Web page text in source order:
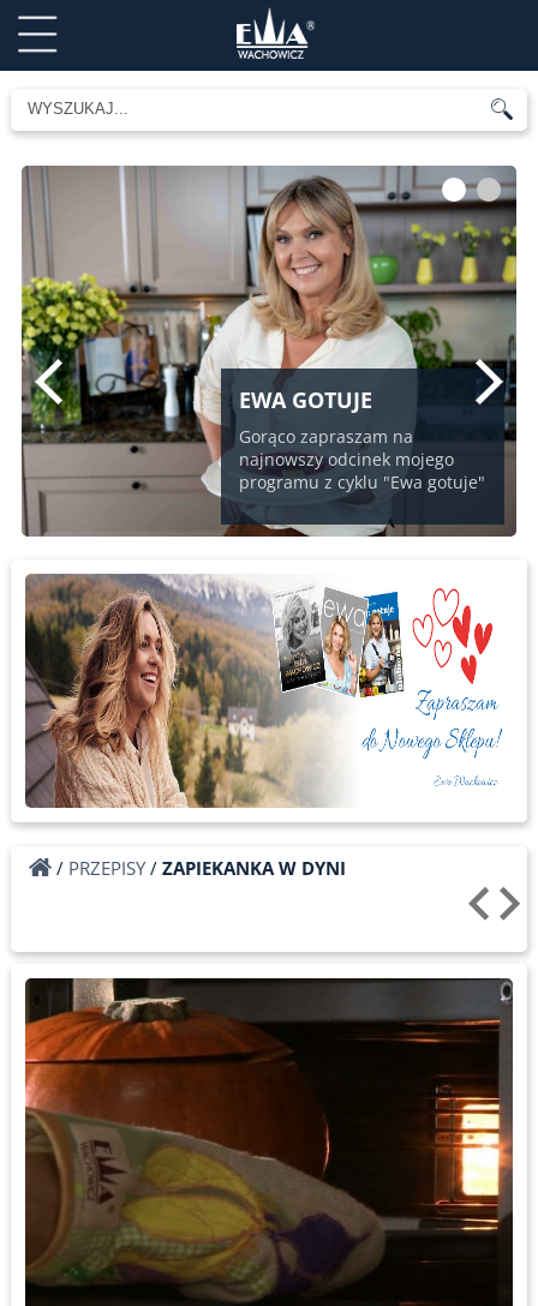
EWA GOTUJE
Gorąco zapraszam na
najnowszy odcinek mojego
programu z cyklu "Ewa gotuje"
1 2
/ PRZEPISY/ ZAPIEKANKA W DYNI